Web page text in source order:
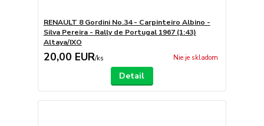
RENAULT 8 Gordini No.34 - Carpinteiro Albino -
Silva Pereira - Rally de Portugal 1967 (1:43)
Altaya/IXO
20,00 EUR/ks Nie je skladom
Detail